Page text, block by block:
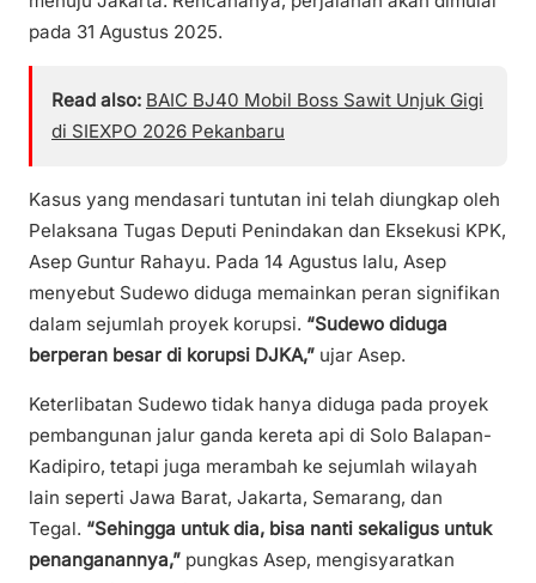
pada 31 Agustus 2025.
Read also: BAIC BJ40 Mobil Boss Sawit Unjuk Gigi
di SIEXPO 2026 Pekanbaru
Kasus yang mendasari tuntutan ini telah diungkap oleh
Pelaksana Tugas Deputi Penindakan dan Eksekusi KPK,
Asep Guntur Rahayu. Pada 14 Agustus lalu, Asep
menyebut Sudewo diduga memainkan peran signifikan
dalam sejumlah proyek korupsi. “Sudewo diduga
berperan besar di korupsi DJKA,” ujar Asep.
Keterlibatan Sudewo tidak hanya diduga pada proyek
pembangunan jalur ganda kereta api di Solo Balapan-
Kadipiro, tetapi juga merambah ke sejumlah wilayah
lain seperti Jawa Barat, Jakarta, Semarang, dan
Tegal. “Sehingga untuk dia, bisa nanti sekaligus untuk
penanganannya,” pungkas Asep, mengisyaratkan